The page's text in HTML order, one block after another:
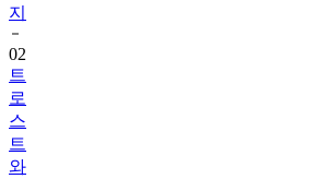
지
02
트
로
스
트
와